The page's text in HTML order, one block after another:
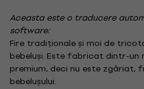
Aceasta este o traducere
software:
Fire tradiționale și moi de
bebeluși. Este fabricat dintr-un
premium, deci nu este zgâriat,
bebelușului.